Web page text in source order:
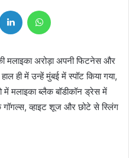
LinkedIn
मलाइका अरोड़ा अपनी फिटनेस और
ही में उन्हें मुंबई में स्पॉट किया गया,
में मलाइका ब्लैक बॉडीकॉन ड्रेस में
व्हाइट शूज और छोटे से स्लिंग